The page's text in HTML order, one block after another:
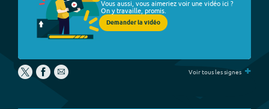
Vous aussi, vous aimeriez voir une vidéo ici ?
On y travaille, promis.
Demander la vidéo
Voir tous les signes +